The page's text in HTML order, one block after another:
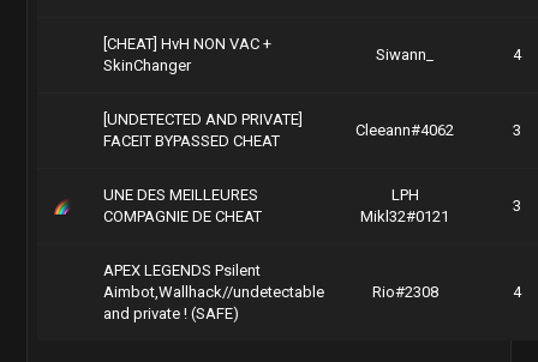
[CHEAT] HvH NON VAC +
SkinChanger
Siwann_ 4
[UNDETECTED AND PRIVATE]
FACEIT BYPASSED CHEAT
Cleeann#4062 3
UNE DES MEILLEURES
COMPAGNIE DE CHEAT
LPH
Mikl32#0121
3
APEX LEGENDS Psilent
Aimbot,Wallhack//undetectable
and private ! (SAFE)
Rio#2308 4